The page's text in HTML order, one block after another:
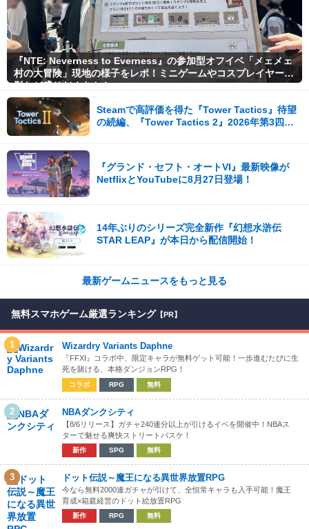
『NTE: Neverness to Everness』の参加型オフイベ「メェメェ
村の大冒険」現地の様子をレポ！ミニゲームやコスプレイヤー撮
影など盛りだくさん！
Steamで高評価を得た『Tower Tactics』待望
の続編、『Tower Tactics 2』2026年第3四半
『グランド・セフト・オートVI』最新映像が
NetflixとYouTubeに8月27日登場！
14年ぶりのシリーズ完全新作『幻想水滸伝
STAR LEAP』が本日から配信開始！
最新ゲームニュースをもっと見る
無料スマホゲーム厳選ランキング 【PR】
1 Wizardry Variants Daphne
『FFXI』コラボ中、限定キャラが無料ゲット可能！一歩進むたびに生
死を賭ける、本格ダンジョンRPG！
コラボ RPG 無料
2 NBAダンクシティ
【8/6リリース】ガチャ240連分以上が引けるイベを開催中！NBAス
ターで魅せる爽快ストリートバスケ！
新作 SPG 無料
3 ドット伝説～魔王になる異世界放置RPG
今なら無料2000連ガチャが引けて、全恒常キャラも入手可能！魔王
育成×箱庭経営のドット絵放置RPG
新作 RPG 無料